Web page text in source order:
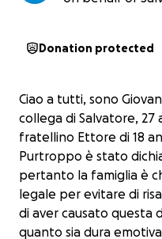
Donation protected
Ciao a tutti, sono
collega di Salvatore,
fratellino Ettore di 18
Purtroppo è stato
pertanto la famiglia è
legale per evitare di
di aver causato questa
quanto sia dura